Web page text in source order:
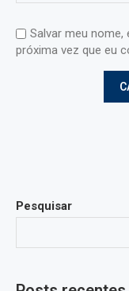
Salvar meu nome,
próxima vez que eu
Pesquisar